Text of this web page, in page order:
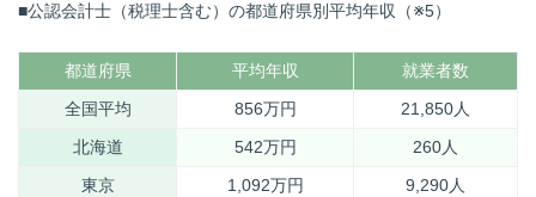
■公認会計士（税理士含む）の都道府県別平均年収（※5）
都道府県 平均年収
就業者数
全国平均
856万円
21,850人
北海道
542万円
260人
東京
1,092万円
9,290人